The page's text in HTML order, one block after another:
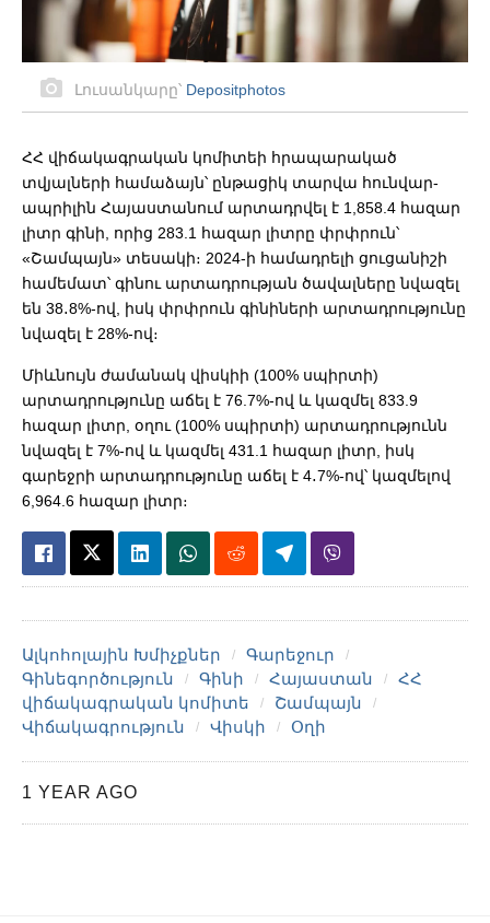
Լուսանկարը՝ Depositphotos
ՀՀ վիճակագրական կոմիտեի հրապարակած
տվյալների համաձայն՝ ընթացիկ տարվա հունվար-
ապրիլին Հայաստանում արտադրվել է 1,858.4 հազար
լիտր գինի, որից 283.1 հազար լիտրը փրփրուն՝
«Շամպայն» տեսակի։ 2024-ի համադրելի ցուցանիշի
համեմատ՝ գինու արտադրության ծավալները նվազել
են 38․8%-ով, իսկ փրփրուն գինիների արտադրությունը
նվազել է 28%-ով։
Միևնույն ժամանակ վիսկիի (100% սպիրտի)
արտադրությունը աճել է 76.7%-ով և կազմել 833.9
հազար լիտր, օղու (100% սպիրտի) արտադրությունն
նվազել է 7%-ով և կազմել 431.1 հազար լիտր, իսկ
գարեջրի արտադրությունը աճել է 4․7%-ով՝ կազմելով
6,964.6 հազար լիտր։
Ալկոհոլային Խմիչքներ
Գարեջուր
Գինեգործություն
Գինի Հայաստան
ՀՀ
վիճակագրական կոմիտե
Շամպայն
Վիճակագրություն
Վիսկի Օղի
1 YEAR AGO